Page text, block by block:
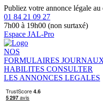
Publiez votre annonce légale au
01 84 21 09 27
7h00 à 19h00 (non surtaxé)
Espace JAL-Pro
NOS
FORMULAIRES
HABILITES CONSULTER
LES ANNONCES LEGALES